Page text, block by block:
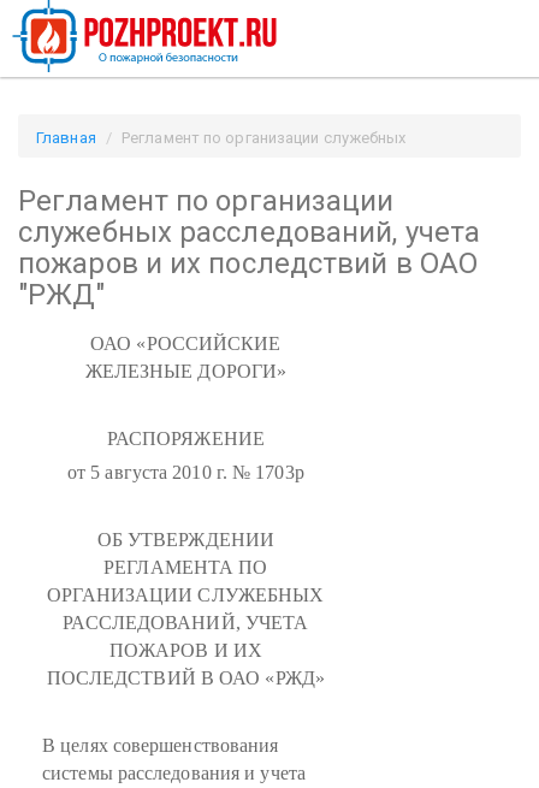
Главная
Регламент по организации служебных
"РЖД" / Pozhproekt.ru
Регламент по организации
служебных расследований, учета
пожаров и их последствий в ОАО
"РЖД"
ОАО «РОССИЙСКИЕ
ЖЕЛЕЗНЫЕ ДОРОГИ»
РАСПОРЯЖЕНИЕ
от 5 августа 2010 г. № 1703р
ОБ УТВЕРЖДЕНИИ
РЕГЛАМЕНТА ПО
ОРГАНИЗАЦИИ СЛУЖЕБНЫХ
РАССЛЕДОВАНИЙ, УЧЕТА
ПОЖАРОВ И ИХ
ПОСЛЕДСТВИЙ В ОАО «РЖД»
В целях совершенствования
системы расследования и учета